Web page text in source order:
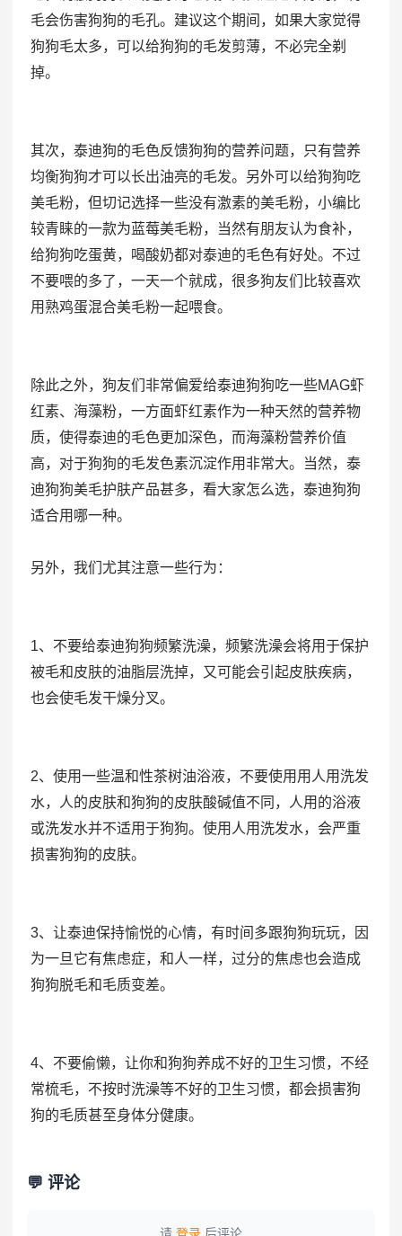
毛会伤害狗狗的毛孔。建议这个期间，如果大家觉得
狗狗毛太多，可以给狗狗的毛发剪薄，不必完全剃
掉。
其次，泰迪狗的毛色反馈狗狗的营养问题，只有营养
均衡狗狗才可以长出油亮的毛发。另外可以给狗狗吃
美毛粉，但切记选择一些没有激素的美毛粉，小编比
较青睐的一款为蓝莓美毛粉，当然有朋友认为食补，
给狗狗吃蛋黄，喝酸奶都对泰迪的毛色有好处。不过
不要喂的多了，一天一个就成，很多狗友们比较喜欢
用熟鸡蛋混合美毛粉一起喂食。
除此之外，狗友们非常偏爱给泰迪狗狗吃一些MAG虾
红素、海藻粉，一方面虾红素作为一种天然的营养物
质，使得泰迪的毛色更加深色，而海藻粉营养价值
高，对于狗狗的毛发色素沉淀作用非常大。当然，泰
迪狗狗美毛护肤产品甚多，看大家怎么选，泰迪狗狗
适合用哪一种。
另外，我们尤其注意一些行为：
1、不要给泰迪狗狗频繁洗澡，频繁洗澡会将用于保护
被毛和皮肤的油脂层洗掉，又可能会引起皮肤疾病，
也会使毛发干燥分叉。
2、使用一些温和性茶树油浴液，不要使用用人用洗发
水，人的皮肤和狗狗的皮肤酸碱值不同，人用的浴液
或洗发水并不适用于狗狗。使用人用洗发水，会严重
损害狗狗的皮肤。
3、让泰迪保持愉悦的心情，有时间多跟狗狗玩玩，因
为一旦它有焦虑症，和人一样，过分的焦虑也会造成
狗狗脱毛和毛质变差。
4、不要偷懒，让你和狗狗养成不好的卫生习惯，不经
常梳毛，不按时洗澡等不好的卫生习惯，都会损害狗
狗的毛质甚至身体分健康。
💬 评论
请 登录 后评论